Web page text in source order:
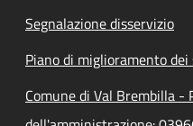
Segnalazione disservizio
Piano di miglioramento dei
Comune di Val Brembilla -